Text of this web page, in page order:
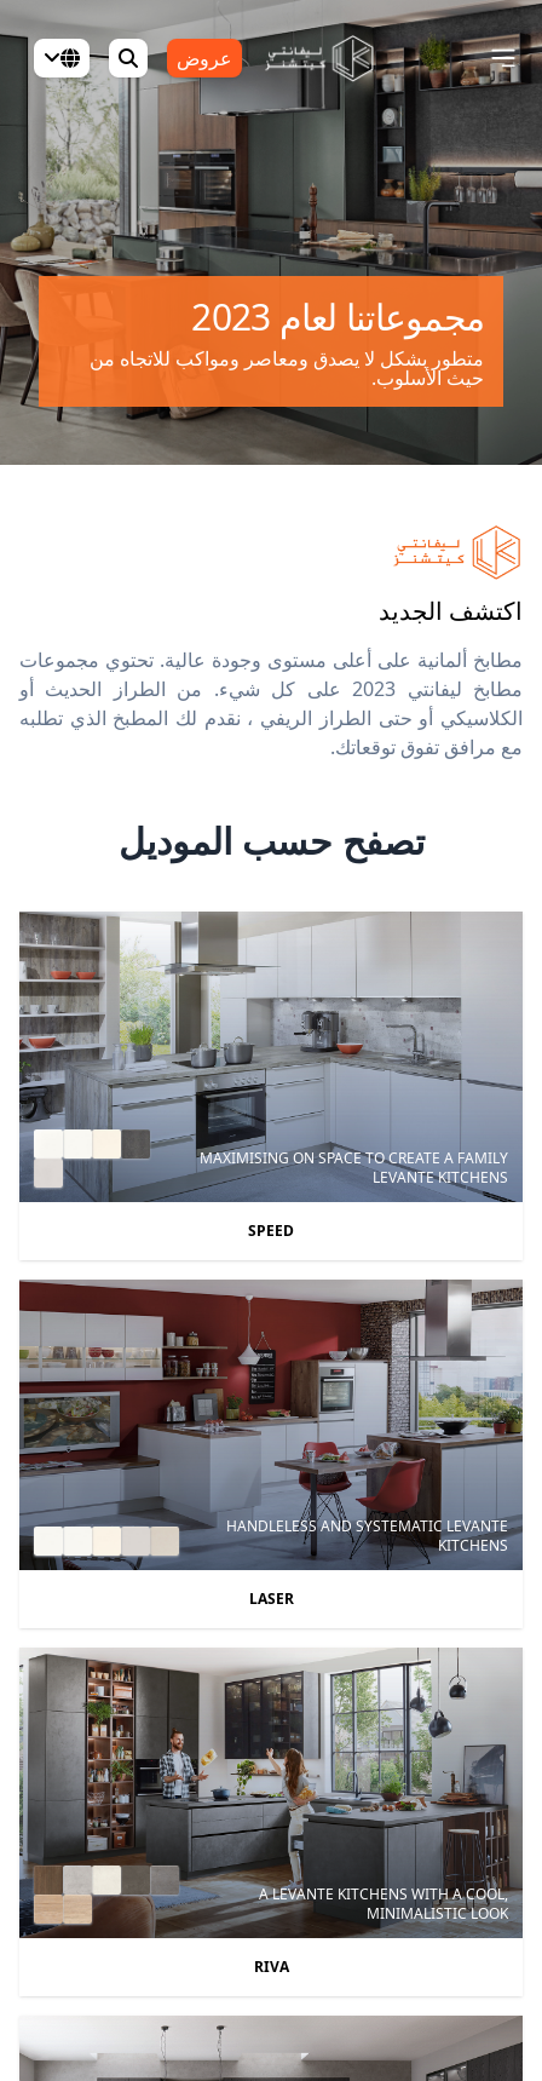
عروض
مجموعاتنا لعام 2023
متطور بشكل لا يصدق ومعاصر ومواكب للاتجاه من
حيث الأسلوب.
اكتشف الجديد
مطابخ ألمانية على أعلى مستوى وجودة عالية. تحتوي مجموعات
مطابخ ليفانتي 2023 على كل شيء. من الطراز الحديث أو
الكلاسيكي أو حتى الطراز الريفي ، نقدم لك المطبخ الذي تطلبه
مع مرافق تفوق توقعاتك.
تصفح حسب الموديل
MAXIMISING ON SPACE TO CREATE A FAMILY
LEVANTE KITCHENS
SPEED
HANDLELESS AND SYSTEMATIC LEVANTE
KITCHENS
LASER
A LEVANTE KITCHENS WITH A COOL,
MINIMALISTIC LOOK
RIVA